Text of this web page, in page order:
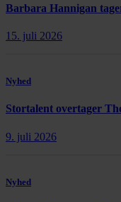
Barbara Hannigan
15. juli 2026
Nyhed
Stortalent overtager
9. juli 2026
Nyhed